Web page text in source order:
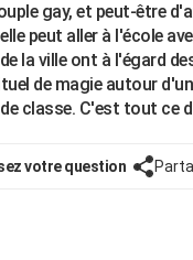
gay, et peut-être
peut aller à l'école
la ville ont à l'égard
de magie autour
classe. C'est tout ce
votre question